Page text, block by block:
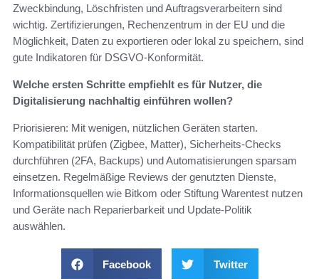
Zweckbindung, Löschfristen und Auftragsverarbeitern sind
wichtig. Zertifizierungen, Rechenzentrum in der EU und die
Möglichkeit, Daten zu exportieren oder lokal zu speichern, sind
gute Indikatoren für DSGVO‑Konformität.
Welche ersten Schritte empfiehlt es für Nutzer, die
Digitalisierung nachhaltig einführen wollen?
Priorisieren: Mit wenigen, nützlichen Geräten starten.
Kompatibilität prüfen (Zigbee, Matter), Sicherheits‑Checks
durchführen (2FA, Backups) und Automatisierungen sparsam
einsetzen. Regelmäßige Reviews der genutzten Dienste,
Informationsquellen wie Bitkom oder Stiftung Warentest nutzen
und Geräte nach Reparierbarkeit und Update‑Politik
auswählen.
Facebook Twitter